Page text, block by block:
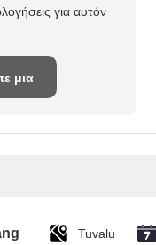
για αυτόν
μια
Tuvalu